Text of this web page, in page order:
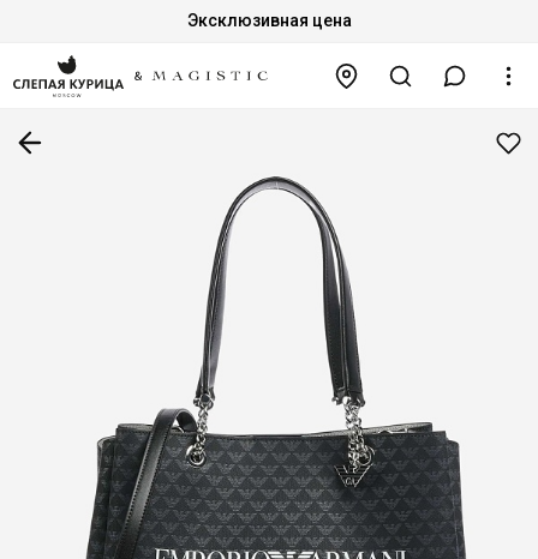
Эксклюзивная цена